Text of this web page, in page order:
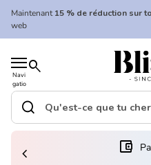
Skip to content
Maintenant15 % de réduction sur
web
Navi
gatio
n
mobil
search
Accueil
Accueil
Recherche"
search
(le lien s'ouvre dans unaccount_balance_wallet
chevron_left